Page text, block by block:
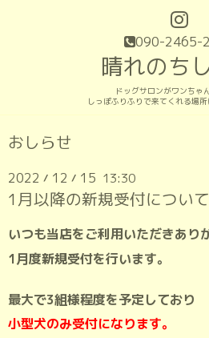
090-2465-
晴れのち
ドッグサロンがワンちゃ
しっぽふりふりで来てくれる場
おしらせ
2022 / 12 / 15 13:30
1月以降の新規受付について
いつも当店をご利用いただきあり
1月度新規受付を行います。
最大で3組様程度を予定しており
小型犬のみ受付になります。